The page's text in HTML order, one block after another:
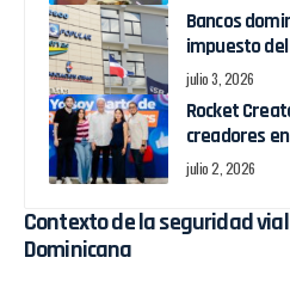
Bancos
impuesto
julio 3, 2026
Rocket
creadores
julio 2, 2026
Contexto de la seguridad
Dominicana